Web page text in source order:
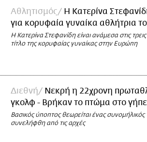
Αθλητισμός
Η Κατερίνα
για κορυφαία γυναίκα αθλήτρια
Η Κατερίνα Στεφανίδη είναι ανάμεσα στις
τίτλο της κορυφαίας γυναίκας στην Ευρώπη
Διεθνή
Νεκρή η 22χρονη
γκολφ - Βρήκαν το πτώμα στο
Βασικός ύποπτος θεωρείται ένας
συνελήφθη από τις αρχές